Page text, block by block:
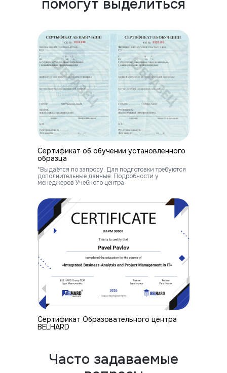
помогут выделиться
Cертификат Образовательного центра
BELHARD
Сертификат об обучении установленного
образца
*Выдаётся по запросу. Для подготовки требуются
дополнительные данные. Подробности у
менеджеров Учебного центра
Часто задаваемые